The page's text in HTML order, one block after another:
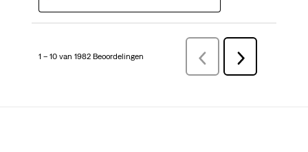
1 – 10 van 1982 Beoordelingen VorigeBeoordelingen
Volgende
Beoordelingen